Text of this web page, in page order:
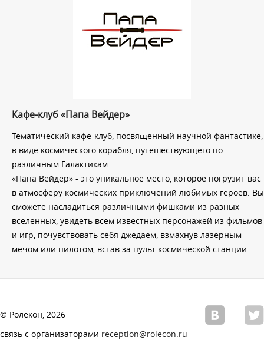
Кафе-клуб «Папа Вейдер»
Тематический кафе-клуб, посвященный научной фантастике,
в виде космического корабля, путешествующего по
различным Галактикам.
«Папа Вейдер» - это уникальное место, которое погрузит вас
в атмосферу космических приключений любимых героев. Вы
сможете насладиться различными фишками из разных
вселенных, увидеть всем известных персонажей из фильмов
и игр, почувствовать себя джедаем, взмахнув лазерным
мечом или пилотом, встав за пульт космической станции.
© Ролекон, 2026
связь с организаторами reception@rolecon.ru